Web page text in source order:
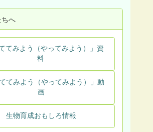
へ
てみよう（やってみよう）」資
料
ててみよう（やってみよう）」動
画
生物育成おもしろ情報